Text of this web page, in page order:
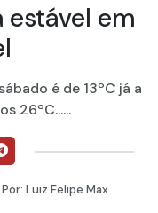
em
é de 13ºC já a
26ºC......
Luiz Felipe Max